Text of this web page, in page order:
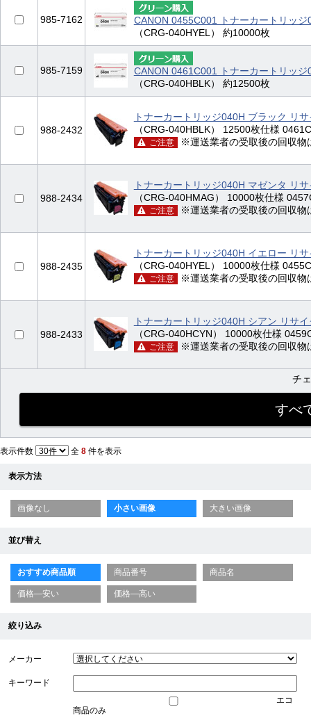
985-7162
CANON 0455C001 トナーカートリッ
（CRG-040HYEL） 約10000枚
985-7159
CANON 0461C001 トナーカートリッ
（CRG-040HBLK） 約12500枚
988-2432
トナーカートリッジ040H ブラック リ
（CRG-040HBLK） 12500枚仕様
ご注意 ※運送業者の受取後の回収
988-2434
トナーカートリッジ040H マゼンタ リ
（CRG-040HMAG） 10000枚仕様
ご注意 ※運送業者の受取後の回収
988-2435
トナーカートリッジ040H イエロー リ
（CRG-040HYEL） 10000枚仕様
ご注意 ※運送業者の受取後の回収
988-2433
トナーカートリッジ040H シアン リサイ
（CRG-040HCYN） 10000枚仕様
ご注意 ※運送業者の受取後の回収
チ
表示件数 全 8 件を表示
表示方法
画像なし 小さい画像 大きい画像
並び替え
おすすめ商品順 商品番号 商品名
価格—安い 価格—高い
絞り込み
メーカー
キーワード
エコ
商品のみ